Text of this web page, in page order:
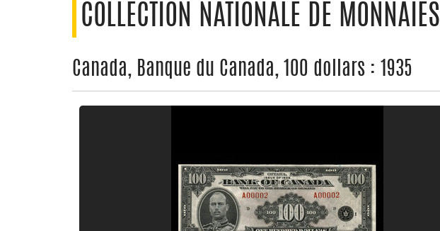
COLLECTION NATIONALE DE MONNAIES
Canada, Banque du Canada, 100 dollars : 1935